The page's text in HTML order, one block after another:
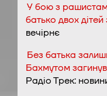
У бою з
батько двох
вечірнє
Без батька
Бахмутом
Радіо Трек: